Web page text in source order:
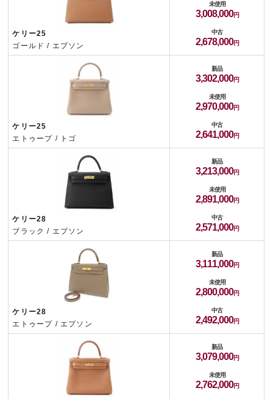
ケリー25
ゴールド / エプソン
未使用
3,008,000
中古
2,678,000
ケリー25
エトゥープ / トゴ
新品
3,302,000
未使用
2,970,000
中古
2,641,000
ケリー28
ブラック / エプソン
新品
3,213,000
未使用
2,891,000
中古
2,571,000
ケリー28
エトゥープ / エプソン
新品
3,111,000
未使用
2,800,000
中古
2,492,000
新品
3,079,000
未使用
2,762,000